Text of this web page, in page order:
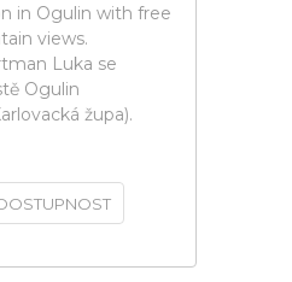
in Ogulin with free
views.
Luka se
Ogulin
župa).